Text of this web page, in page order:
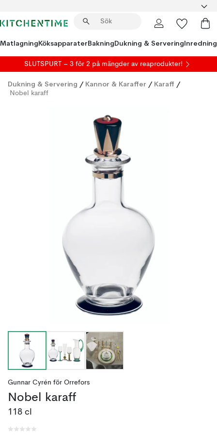
MatlagningKöksapparaterBakningDukning & ServeringInredning
SLUTSPURT – 3 för 2 på mängder av reaprodukter!
Dukning & Servering / Kannor & Karaffer / Karaff /
Nobel karaff
Gunnar Cyrén för Orrefors
Nobel karaff
118 cl